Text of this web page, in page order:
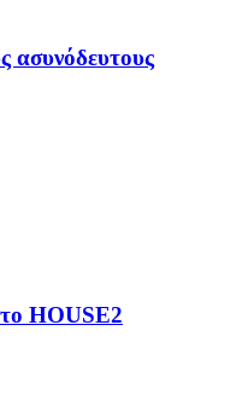
ασυνόδευτους
HOUSE2